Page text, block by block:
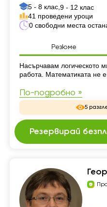
5 - 8 клас, 9 - 12 клас
41 проведени уроци
0 свободни места
Резюме
Резюме
Насърчавам логическото
работа. Математиката не
По-подробно »
5
Резервирай